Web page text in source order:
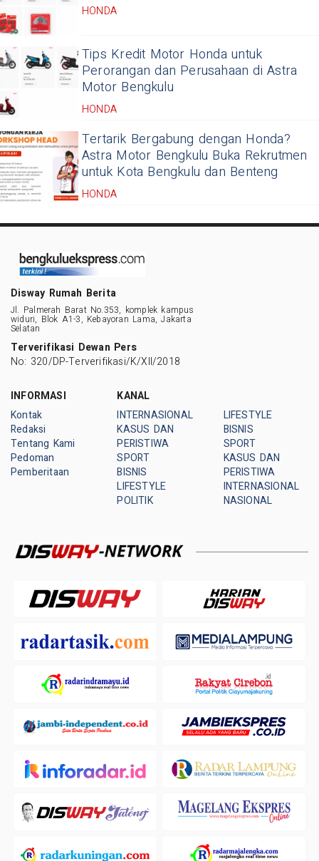
HONDA
Tips Kredit Motor Honda untuk
Perorangan dan Perusahaan di Astra
Motor Bengkulu
HONDA
Tertarik Bergabung dengan Honda?
Astra Motor Bengkulu Buka Rekrutmen
untuk Kota Bengkulu dan Benteng
HONDA
Disway Rumah Berita
Jl. Palmerah Barat No.353, komplek kampus
widuri, Blok A1-3, Kebayoran Lama, Jakarta
Selatan
Terverifikasi Dewan Pers
No: 320/DP-Terverifikasi/K/XII/2018
INFORMASI
Kontak
Redaksi
Tentang Kami
Pedoman
Pemberitaan
KANAL
INTERNASIONAL
KASUS DAN
PERISTIWA
SPORT
BISNIS
LIFESTYLE
POLITIK
LIFESTYLE
BISNIS
SPORT
KASUS DAN
PERISTIWA
INTERNASIONAL
NASIONAL